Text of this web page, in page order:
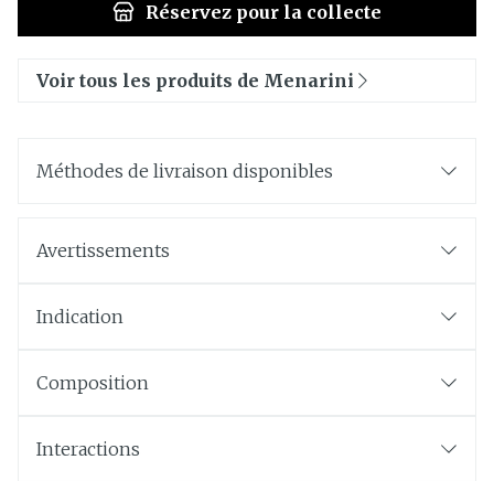
Réservez pour la collecte
Voir tous les produits de Menarini
Méthodes de livraison disponibles
Avertissements
Indication
Composition
Interactions